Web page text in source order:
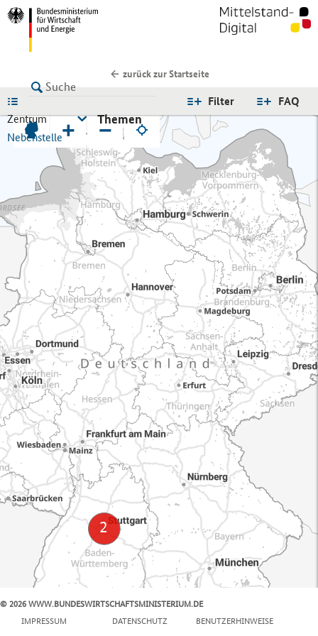
zurück zur Startseite
FAQ
Filter
Zentrum
Nebenstelle
Themen
+ −
© 2026 WWW.BUNDESWIRTSCHAFTSMINISTERIUM.DE
IMPRESSUM
DATENSCHUTZ BENUTZERHINWEISE